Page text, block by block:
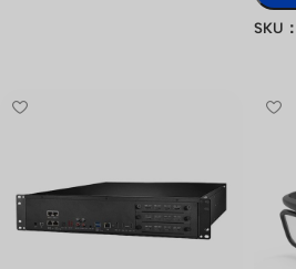
SKU：